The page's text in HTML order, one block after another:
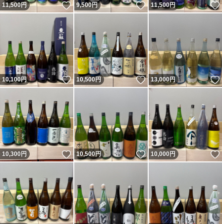
11,500円 いいね！
9,500円 いいね！
11,500円
10,100円 いいね！
10,500円 いいね！
13,000円
10,300円 いいね！
10,500円 いいね！
10,000円